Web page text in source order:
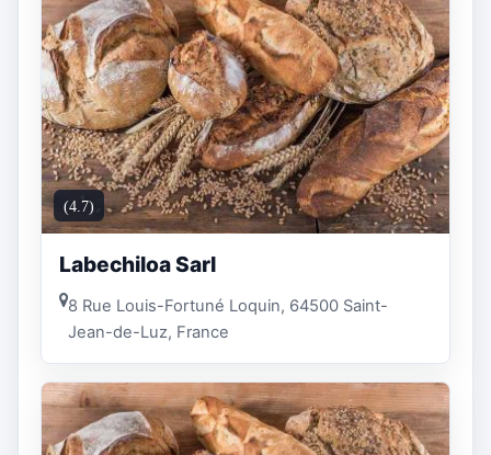
(4.7)
Labechiloa Sarl
8 Rue Louis-Fortuné Loquin, 64500 Saint-
Jean-de-Luz, France